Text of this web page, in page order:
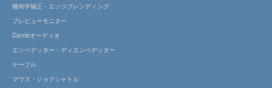
幾何学補正・エッジブレンディング
プレビューモニター
Danteオーディオ
エンベデッター・ディエンベデッター
ケーブル
マウス・ジョグシャトル